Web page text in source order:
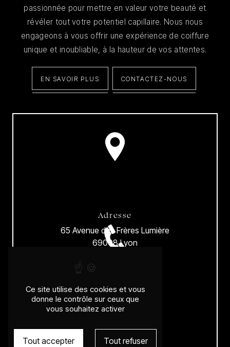
passionnée pour mettre en valeur votre beauté et
révéler tout votre potentiel capillaire. Nous nous
engageons à vous offrir une expérience de coiffure
unique et inoubliable, à la hauteur de vos attentes.
EN SAVOIR PLUS CONTACTEZ-NOUS
Adresse
65 Avenue des Frères Lumière
69008 Lyon
Téléphone
04 78 00 31 96
Ce site utilise des cookies et vous
donne le contrôle sur ceux que
vous souhaitez activer
Tout accepter Tout refuser